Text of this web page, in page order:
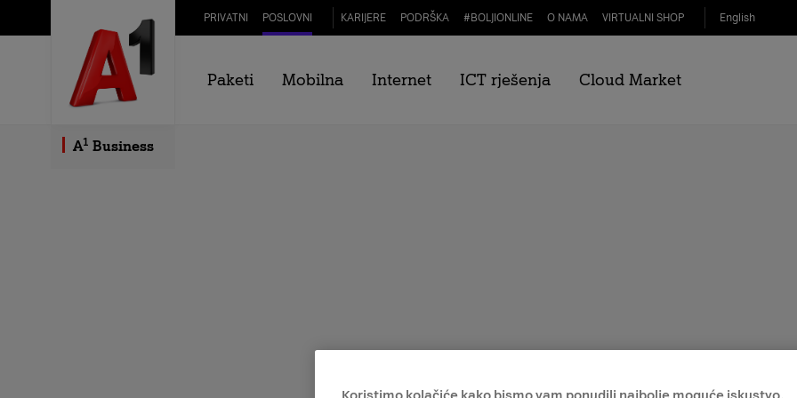
Skip to Main Content PRIVATNI POSLOVNI KARIJERE PODRŠKA # BOLJIONLINE O NAMA VIRTUALNI SHOP English
A1 Business
Paketi Mobilna Internet ICT rješenja Cloud Market